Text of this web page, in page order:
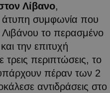
Λίβανο,
άτυπη συμφωνία που
Λιβάνου το περασμένο
την επιτυχή
περιπτώσεις, το
πέραν των 2
αντιδράσεις στο